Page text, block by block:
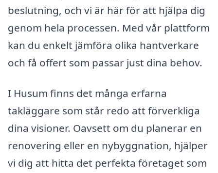
beslutning, och vi är här för att hjälpa dig
genom hela processen. Med vår plattform
kan du enkelt jämföra olika hantverkare
och få offert som passar just dina behov.
I Husum finns det många erfarna
takläggare som står redo att förverkliga
dina visioner. Oavsett om du planerar en
renovering eller en nybyggnation, hjälper
vi dig att hitta det perfekta företaget som